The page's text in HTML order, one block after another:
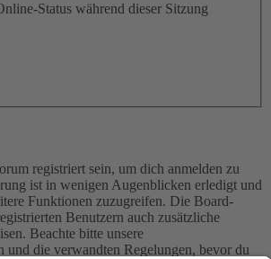
Status während dieser Sitzung
registriert sein, um dich anmelden zu
ist in wenigen Augenblicken erledigt und
Funktionen zuzugreifen. Die Board-
Benutzern auch zusätzliche
Beachte bitte unsere
und die verwandten Regelungen, bevor du